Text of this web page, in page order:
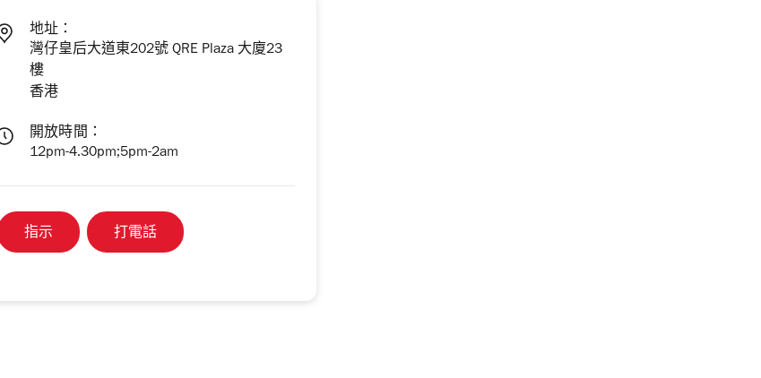
地址：
灣仔皇后大道東202號 QRE Plaza 大廈23
樓
香港
開放時間：
12pm-4.30pm;5pm-2am
指示 打電話